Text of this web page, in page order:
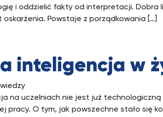
i oddzielić fakty od interpretacji. Dobra
Powstaje z porządkowania […]
inteligencja w
na uczelniach nie jest już
pracy. O tym, jak powszechne stało się